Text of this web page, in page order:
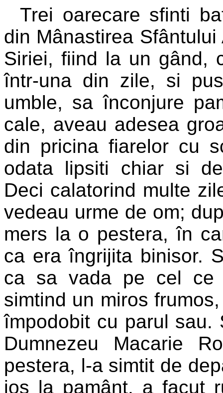
Trei oarecare sfinti
din Mânastirea
Siriei, fiind la un gând,
într-una din zile, si
umble, sa înconjure
cale, aveau adesea
din pricina fiarelor cu
odata lipsiti chiar si
Deci calatorind multe
vedeau urme de om;
mers la o pestera, în
ca era îngrijita binisor.
ca sa vada pe cel ce
simtind un miros
împodobit cu parul sau.
Dumnezeu Macarie
pestera, l-a simtit de
jos la pamânt, a facut